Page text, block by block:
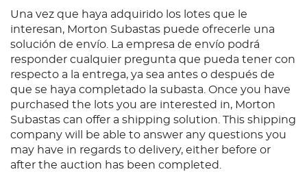
Una vez que haya adquirido los lotes que le
interesan, Morton Subastas puede ofrecerle una
solución de envío. La empresa de envío podrá
responder cualquier pregunta que pueda tener con
respecto a la entrega, ya sea antes o después de
que se haya completado la subasta. Once you have
purchased the lots you are interested in, Morton
Subastas can offer a shipping solution. This shipping
company will be able to answer any questions you
may have in regards to delivery, either before or
after the auction has been completed.